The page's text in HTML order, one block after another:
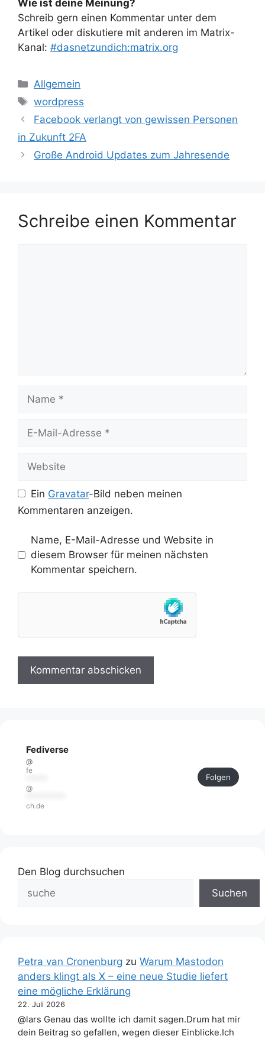
Wie ist deine Meinung?
Schreib gern einen Kommentar unter dem
Artikel oder diskutiere mit anderen im Matrix-
Kanal: #dasnetzundich:matrix.org
Kategorien
Allgemein
Schlagwörter
wordpress
Facebook verlangt von gewissen Personen
in Zukunft 2FA
Große Android Updates zum Jahresende
Schreibe einen Kommentar
Mail-
Ein Gravatar-Bild neben meinen
Kommentaren anzeigen.
Name, E-Mail-Adresse und Website in
diesem Browser für meinen nächsten
Kommentar speichern.
Fediverse
@
fe
@
ch.de
Folgen
Den Blog durchsuchen
Suchen
Petra van Cronenburg zu Warum Mastodon
anders klingt als X – eine neue Studie liefert
eine mögliche Erklärung
22. Juli 2026
@lars Genau das wollte ich damit sagen.Drum hat mir
dein Beitrag so gefallen, wegen dieser Einblicke.Ich